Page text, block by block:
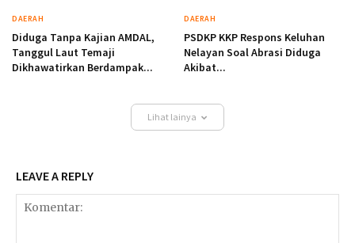
DAERAH
Diduga Tanpa Kajian AMDAL,
Tanggul Laut Temaji
Dikhawatirkan Berdampak...
DAERAH
PSDKP KKP Respons Keluhan
Nelayan Soal Abrasi Diduga
Akibat...
Lihat lainya
LEAVE A REPLY